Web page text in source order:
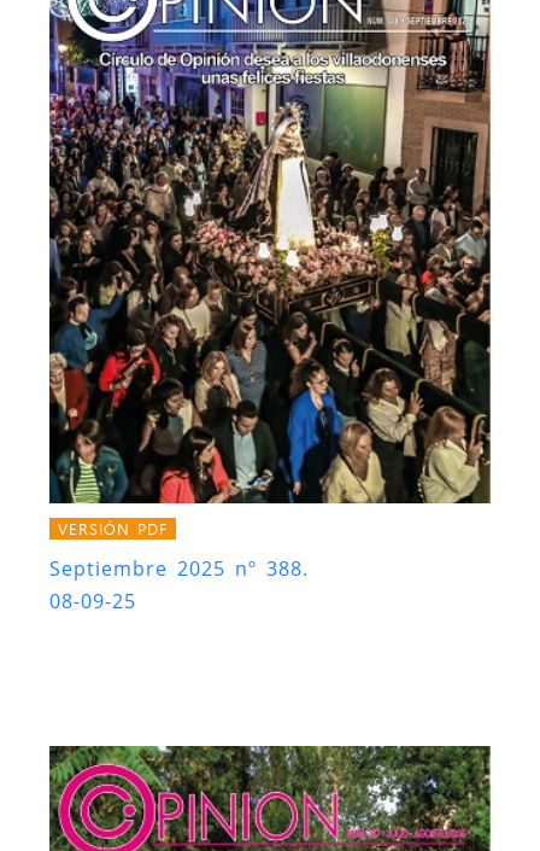
VERSIÓN PDF
Septiembre 2025 nº 388.
08-09-25